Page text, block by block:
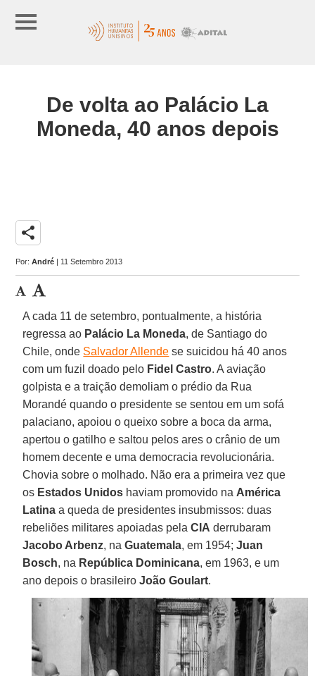
De volta ao Palácio La
Moneda, 40 anos depois
share
Por:André | 11 Setembro 2013
A cada 11 de setembro, pontualmente, a história
regressa ao Palácio La Moneda, de Santiago do
Chile, onde Salvador Allende se suicidou há 40 anos
com um fuzil doado pelo Fidel Castro. A aviação
golpista e a traição demoliam o prédio da Rua
Morandé quando o presidente se sentou em um sofá
palaciano, apoiou o queixo sobre a boca da arma,
apertou o gatilho e saltou pelos ares o crânio de um
homem decente e uma democracia revolucionária.
Chovia sobre o molhado. Não era a primeira vez que
os Estados Unidos haviam promovido na América
Latina a queda de presidentes insubmissos: duas
rebeliões militares apoiadas pelaCIA derrubaram
Jacobo Arbenz, naGuatemala, em 1954;Juan
Bosch, na República Dominicana, em 1963, e um
ano depois o brasileiroJoão Goulart.